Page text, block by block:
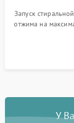
Запуск
отжима на
У